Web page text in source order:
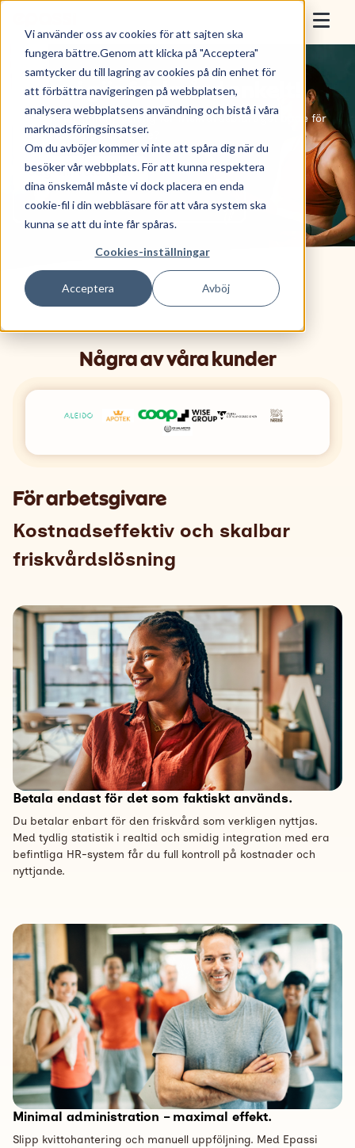
Vi använder oss av cookies för att sajten ska
fungera bättre.Genom att klicka på "Acceptera"
samtycker du till lagring av cookies på din enhet för
att förbättra navigeringen på webbplatsen,
analysera webbplatsens användning och bistå i våra
marknadsföringsinsatser.
Om du avböjer kommer vi inte att spåra dig när du
besöker vår webbplats. För att kunna respektera
dina önskemål måste vi dock placera en enda
cookie-fil i din webbläsare för att våra system ska
kunna se att du inte får spåras.
Cookies-inställningar
Acceptera Avböj
Skip to content
För arbetsgivare
För anställda
Sälj med Epassi
Om oss
Support
Epassi gör friskvård enkelt!
Vill du ha en smidig lösning för friskvårdsbidraget både för
dig och dina medarbetare?
Jag vill veta mer
Gå med online (1-50 anställda)
Några av våra kunder
För arbetsgivare
Kostnadseffektiv och skalbar
friskvårdslösning
Betala endast för det som faktiskt används.
Du betalar enbart för den friskvård som verkligen nyttjas.
Med tydlig statistik i realtid och smidig integration med era
befintliga HR-system får du full kontroll på kostnader och
nyttjande.
Minimal administration – maximal effekt.
Slipp kvittohantering och manuell uppföljning. Med Epassi